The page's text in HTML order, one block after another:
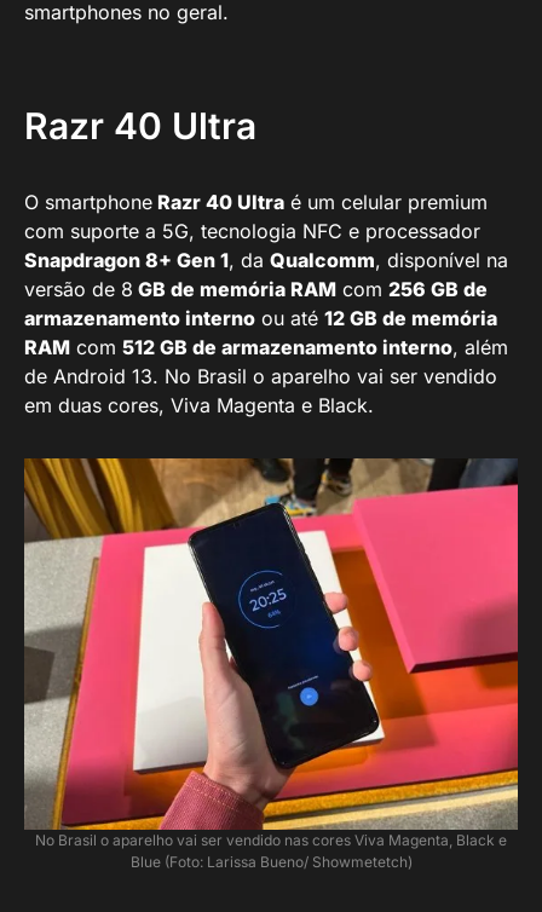
smartphones no geral.
Razr 40 Ultra
O smartphone Razr 40 Ultra é um celular premium
com suporte a 5G, tecnologia NFC e processador
Snapdragon 8+ Gen 1, da Qualcomm, disponível na
versão de 8 GB de memória RAM com 256 GB de
armazenamento interno ou até 12 GB de memória
RAM com 512 GB de armazenamento interno, além
de Android 13. No Brasil o aparelho vai ser vendido
em duas cores, Viva Magenta e Black.
No Brasil o aparelho vai ser vendido nas cores Viva Magenta, Black e
Blue (Foto: Larissa Bueno/ Showmetetch)